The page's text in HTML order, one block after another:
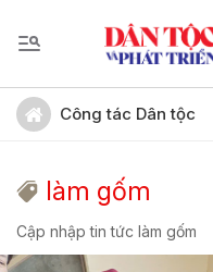
Công tác Dân tộc
làm gốm
Cập nhập tin tức làm gốm